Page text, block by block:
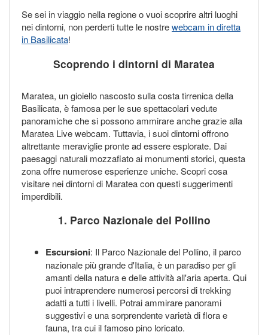
Se sei in viaggio nella regione o vuoi scoprire altri luoghi
nei dintorni, non perderti tutte le nostrewebcam in diretta
in Basilicata!
Scoprendo i dintorni di Maratea
Maratea, un gioiello nascosto sulla costa tirrenica della
Basilicata, è famosa per le sue spettacolari vedute
panoramiche che si possono ammirare anche grazie alla
Maratea Live webcam. Tuttavia, i suoi dintorni offrono
altrettante meraviglie pronte ad essere esplorate. Dai
paesaggi naturali mozzafiato ai monumenti storici, questa
zona offre numerose esperienze uniche. Scopri cosa
visitare nei dintorni di Maratea con questi suggerimenti
imperdibili.
1. Parco Nazionale del Pollino
Escursioni: Il Parco Nazionale del Pollino, il parco
nazionale più grande d'Italia, è un paradiso per gli
amanti della natura e delle attività all'aria aperta. Qui
puoi intraprendere numerosi percorsi di trekking
adatti a tutti i livelli. Potrai ammirare panorami
suggestivi e una sorprendente varietà di flora e
fauna, tra cui il famoso pino loricato.